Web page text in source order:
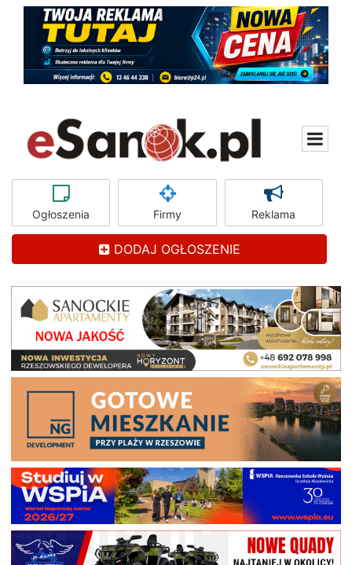
Ogłoszenia Firmy Reklama
DODAJ OGŁOSZENIE